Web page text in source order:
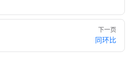
下一页
同环比